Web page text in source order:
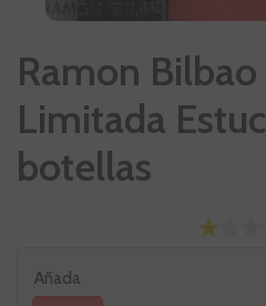
Ramon
Limitada
botellas
Añada